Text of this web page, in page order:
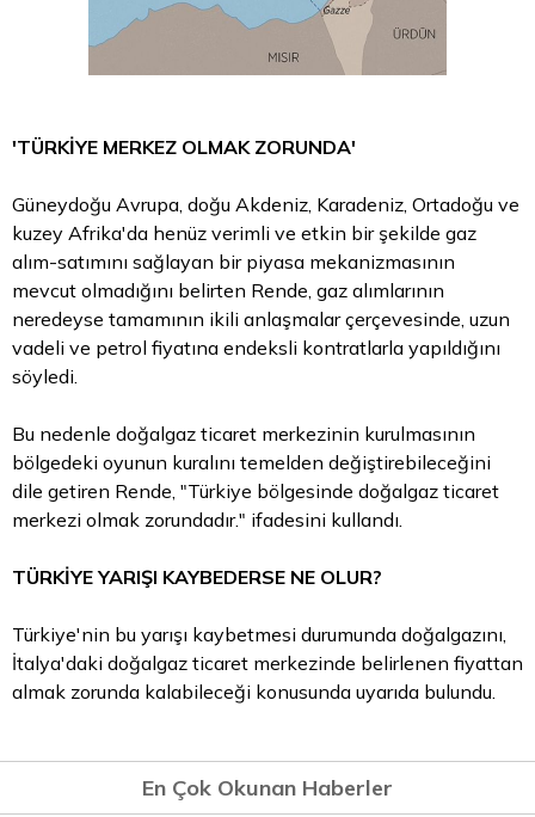
'TÜRKİYE MERKEZ OLMAK ZORUNDA'
Güneydoğu Avrupa, doğu Akdeniz, Karadeniz, Ortadoğu ve
kuzey Afrika'da henüz verimli ve etkin bir şekilde gaz
alım-satımını sağlayan bir piyasa mekanizmasının
mevcut olmadığını belirten Rende, gaz alımlarının
neredeyse tamamının ikili anlaşmalar çerçevesinde, uzun
vadeli ve petrol fiyatına endeksli kontratlarla yapıldığını
söyledi.
Bu nedenle doğalgaz ticaret merkezinin kurulmasının
bölgedeki oyunun kuralını temelden değiştirebileceğini
dile getiren Rende, "Türkiye bölgesinde doğalgaz ticaret
merkezi olmak zorundadır." ifadesini kullandı.
TÜRKİYE YARIŞI KAYBEDERSE NE OLUR?
Türkiye'nin bu yarışı kaybetmesi durumunda doğalgazını,
İtalya'daki doğalgaz ticaret merkezinde belirlenen fiyattan
almak zorunda kalabileceği konusunda uyarıda bulundu.
En Çok Okunan Haberler